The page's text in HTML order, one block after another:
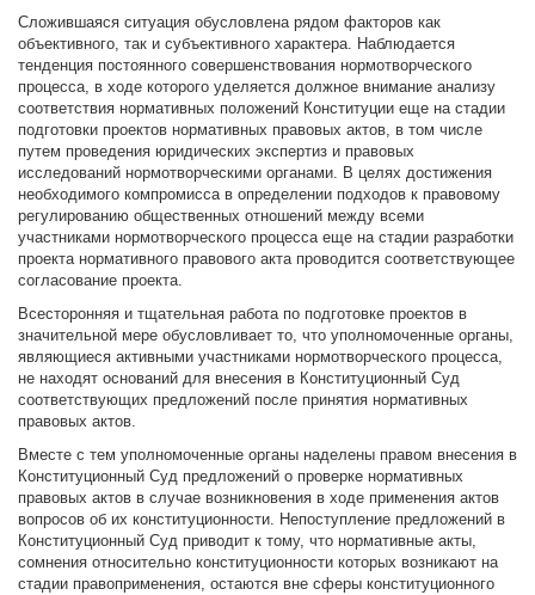
Сложившаяся ситуация обусловлена рядом факторов как
объективного, так и субъективного характера. Наблюдается
тенденция постоянного совершенствования нормотворческого
процесса, в ходе которого уделяется должное внимание анализу
соответствия нормативных положений Конституции еще на стадии
подготовки проектов нормативных правовых актов, в том числе
путем проведения юридических экспертиз и правовых
исследований нормотворческими органами. В целях достижения
необходимого компромисса в определении подходов к правовому
регулированию общественных отношений между всеми
участниками нормотворческого процесса еще на стадии разработки
проекта нормативного правового акта проводится соответствующее
согласование проекта.
Всесторонняя и тщательная работа по подготовке проектов в
значительной мере обусловливает то, что уполномоченные органы,
являющиеся активными участниками нормотворческого процесса,
не находят оснований для внесения в Конституционный Суд
соответствующих предложений после принятия нормативных
правовых актов.
Вместе с тем уполномоченные органы наделены правом внесения в
Конституционный Суд предложений о проверке нормативных
правовых актов в случае возникновения в ходе применения актов
вопросов об их конституционности. Непоступление предложений в
Конституционный Суд приводит к тому, что нормативные акты,
сомнения относительно конституционности которых возникают на
стадии правоприменения, остаются вне сферы конституционного